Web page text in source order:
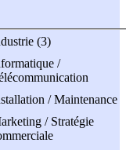
(3)
/
/ Maintenance
/ Stratégie